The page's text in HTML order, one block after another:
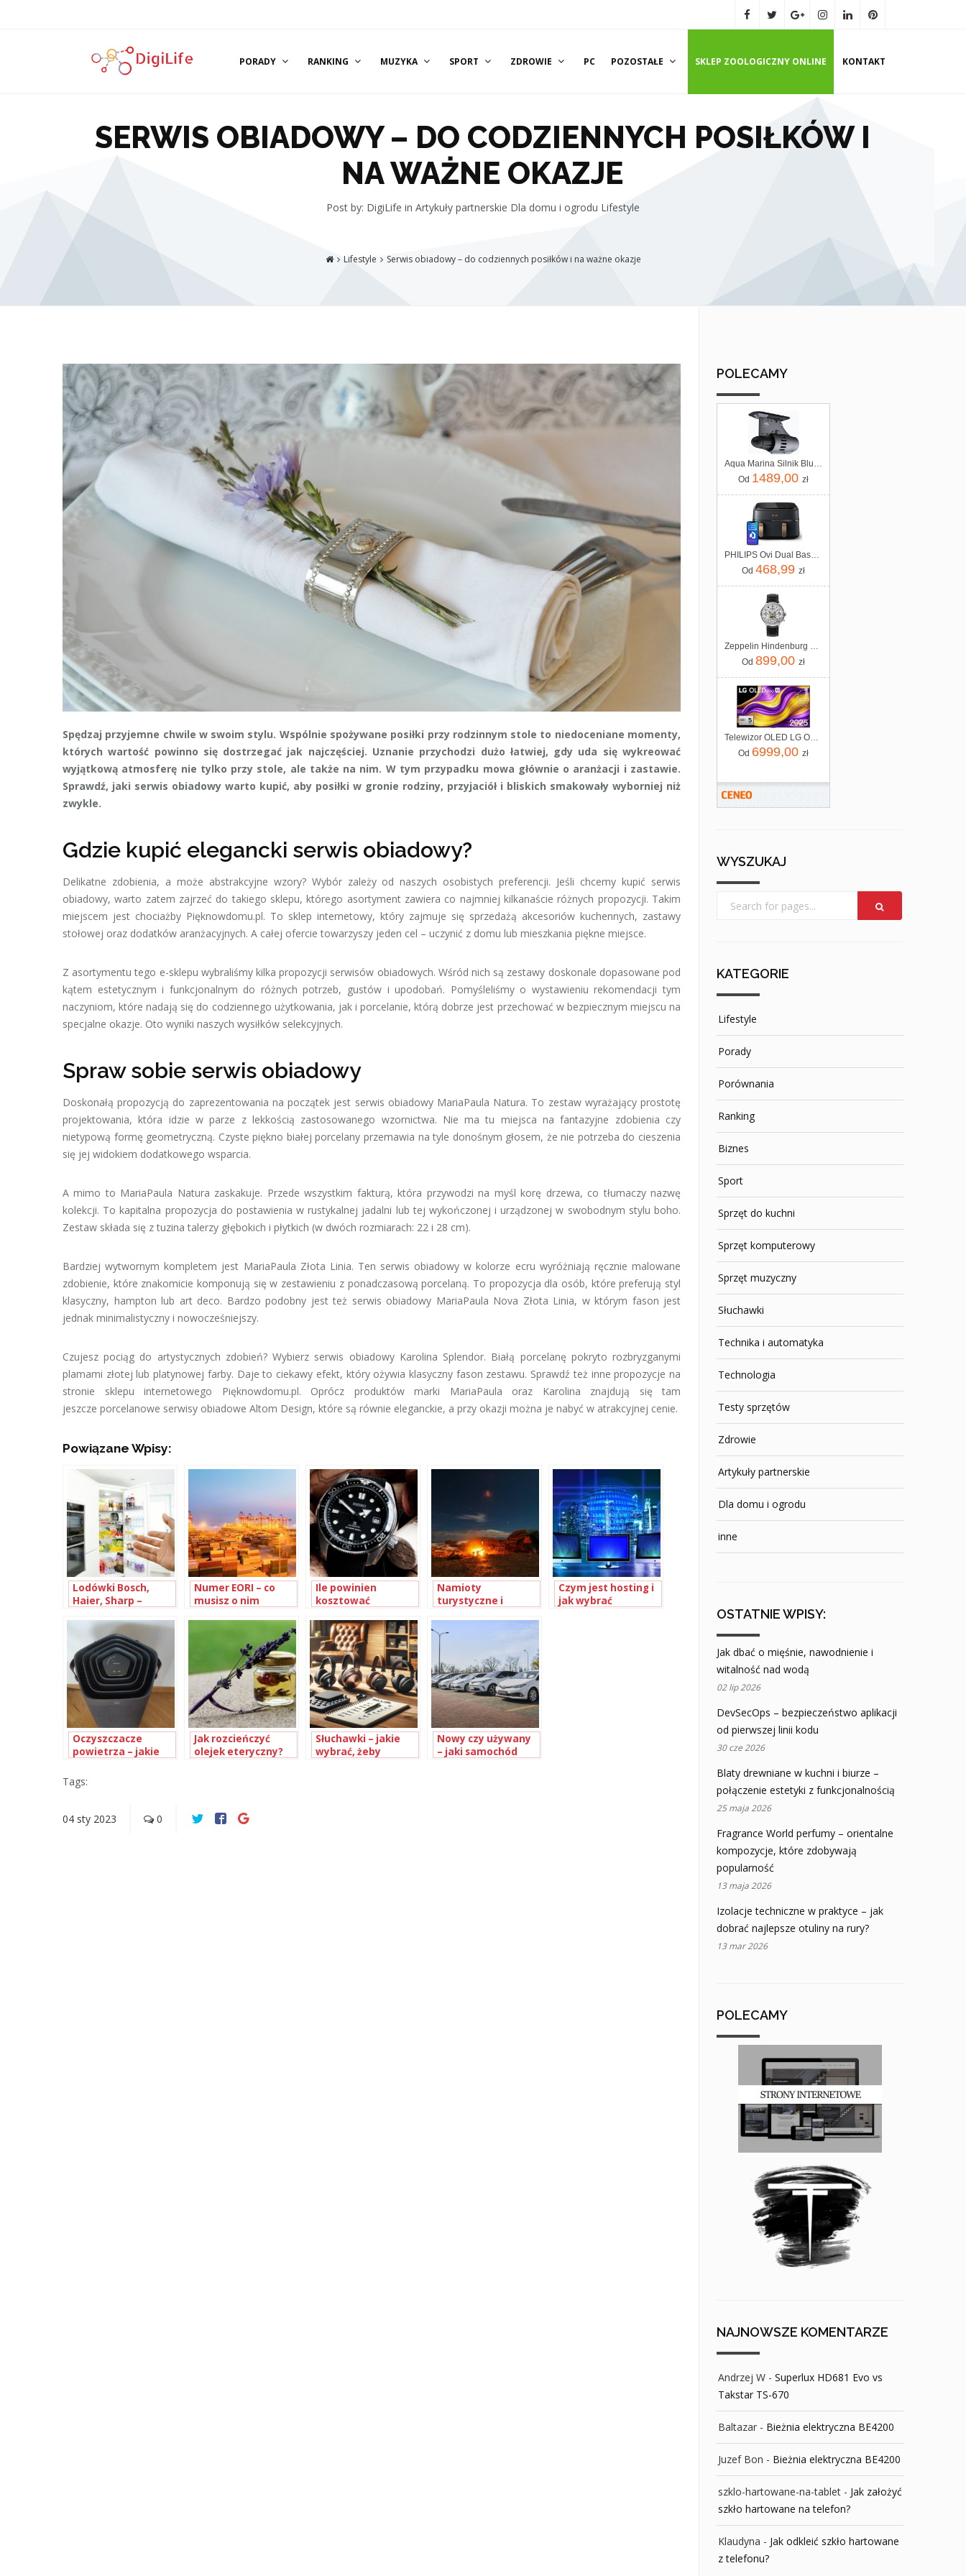
PORADY RANKING MUZYKA SPORT ZDROWIE PC POZOSTAŁE SKLEP ZOOLOGICZNY ONLINE KONTAKT
SERWIS OBIADOWY – DO CODZIENNYCH POSIŁKÓW I
NA WAŻNE OKAZJE
Post by: DigiLife in Artykuły partnerskie Dla domu i ogrodu Lifestyle
Lifestyle Serwis obiadowy – do codziennych posiłków i na ważne okazje
Spędzaj przyjemne chwile w swoim stylu. Wspólnie spożywane posiłki przy rodzinnym stole to niedoceniane momenty,
których wartość powinno się dostrzegać jak najczęściej. Uznanie przychodzi dużo łatwiej, gdy uda się wykreować
wyjątkową atmosferę nie tylko przy stole, ale także na nim. W tym przypadku mowa głównie o aranżacji i zastawie.
Sprawdź, jaki serwis obiadowy warto kupić, aby posiłki w gronie rodziny, przyjaciół i bliskich smakowały wyborniej niż
zwykle.
Gdzie kupić elegancki serwis obiadowy?
Delikatne zdobienia, a może abstrakcyjne wzory? Wybór zależy od naszych osobistych preferencji. Jeśli chcemy kupić serwis
obiadowy, warto zatem zajrzeć do takiego sklepu, którego asortyment zawiera co najmniej kilkanaście różnych propozycji. Takim
miejscem jest chociażby Pięknowdomu.pl. To sklep internetowy, który zajmuje się sprzedażą akcesoriów kuchennych, zastawy
stołowej oraz dodatków aranżacyjnych. A całej ofercie towarzyszy jeden cel – uczynić z domu lub mieszkania piękne miejsce.
Z asortymentu tego e-sklepu wybraliśmy kilka propozycji serwisów obiadowych. Wśród nich są zestawy doskonale dopasowane pod
kątem estetycznym i funkcjonalnym do różnych potrzeb, gustów i upodobań. Pomyśleliśmy o wystawieniu rekomendacji tym
naczyniom, które nadają się do codziennego użytkowania, jak i porcelanie, którą dobrze jest przechować w bezpiecznym miejscu na
specjalne okazje. Oto wyniki naszych wysiłków selekcyjnych.
Spraw sobie serwis obiadowy
Doskonałą propozycją do zaprezentowania na początek jest serwis obiadowy MariaPaula Natura. To zestaw wyrażający prostotę
projektowania, która idzie w parze z lekkością zastosowanego wzornictwa. Nie ma tu miejsca na fantazyjne zdobienia czy
nietypową formę geometryczną. Czyste piękno białej porcelany przemawia na tyle donośnym głosem, że nie potrzeba do cieszenia
się jej widokiem dodatkowego wsparcia.
A mimo to MariaPaula Natura zaskakuje. Przede wszystkim fakturą, która przywodzi na myśl korę drzewa, co tłumaczy nazwę
kolekcji. To kapitalna propozycja do postawienia w rustykalnej jadalni lub tej wykończonej i urządzonej w swobodnym stylu boho.
Zestaw składa się z tuzina talerzy głębokich i płytkich (w dwóch rozmiarach: 22 i 28 cm).
Bardziej wytwornym kompletem jest MariaPaula Złota Linia. Ten serwis obiadowy w kolorze ecru wyróżniają ręcznie malowane
zdobienie, które znakomicie komponują się w zestawieniu z ponadczasową porcelaną. To propozycja dla osób, które preferują styl
klasyczny, hampton lub art deco. Bardzo podobny jest też serwis obiadowy MariaPaula Nova Złota Linia, w którym fason jest
jednak minimalistyczny i nowocześniejszy.
Czujesz pociąg do artystycznych zdobień? Wybierz serwis obiadowy Karolina Splendor. Białą porcelanę pokryto rozbryzganymi
plamami złotej lub platynowej farby. Daje to ciekawy efekt, który ożywia klasyczny fason zestawu. Sprawdź też inne propozycje na
stronie sklepu internetowego Pięknowdomu.pl. Oprócz produktów marki MariaPaula oraz Karolina znajdują się tam
jeszcze porcelanowe serwisy obiadowe Altom Design, które są równie eleganckie, a przy okazji można je nabyć w atrakcyjnej cenie.
Powiązane Wpisy:
Lodówki Bosch,
Haier, Sharp –
najważniejszych
funkcji
Numer EORI – co
musisz o nim
Ile powinien
kosztować
Namioty
turystyczne i
wiedzieć przed
Czym jest hosting i
jak wybrać
Oczyszczacze
powietrza – jakie
działają?
Jak rozcieńczyć
olejek eteryczny?
Słuchawki – jakie
wybrać, żeby
Nowy czy używany
– jaki samochód
Tags:
04 sty 2023 0
POLECAMY
Aqua Marina Silnik Bluedrive S Power Fin
Od 1489,00 zł
PHILIPS Ovi Dual Basket AirFryer NA352/00
Od 468,99 zł
Zeppelin Hindenburg ZE_7037_1
Od 899,00 zł
Telewizor OLED LG OLED65G54LW 65 cali 4K UHD
Od 6999,00 zł
WYSZUKAJ
KATEGORIE
Lifestyle
Porady
Porównania
Ranking
Biznes
Sport
Sprzęt do kuchni
Sprzęt komputerowy
Sprzęt muzyczny
Słuchawki
Technika i automatyka
Technologia
Testy sprzętów
Zdrowie
Artykuły partnerskie
Dla domu i ogrodu
inne
OSTATNIE WPISY:
Jak dbać o mięśnie, nawodnienie i
witalność nad wodą
02 lip 2026
DevSecOps – bezpieczeństwo aplikacji
od pierwszej linii kodu
30 cze 2026
Blaty drewniane w kuchni i biurze –
połączenie estetyki z funkcjonalnością
25 maja 2026
Fragrance World perfumy – orientalne
kompozycje, które zdobywają
popularność
13 maja 2026
Izolacje techniczne w praktyce – jak
dobrać najlepsze otuliny na rury?
13 mar 2026
POLECAMY
NAJNOWSZE KOMENTARZE
Andrzej W - Superlux HD681 Evo vs
Takstar TS-670
Baltazar - Bieżnia elektryczna BE4200
Juzef Bon - Bieżnia elektryczna BE4200
szklo-hartowane-na-tablet - Jak założyć
szkło hartowane na telefon?
Klaudyna - Jak odkleić szkło hartowane
z telefonu?